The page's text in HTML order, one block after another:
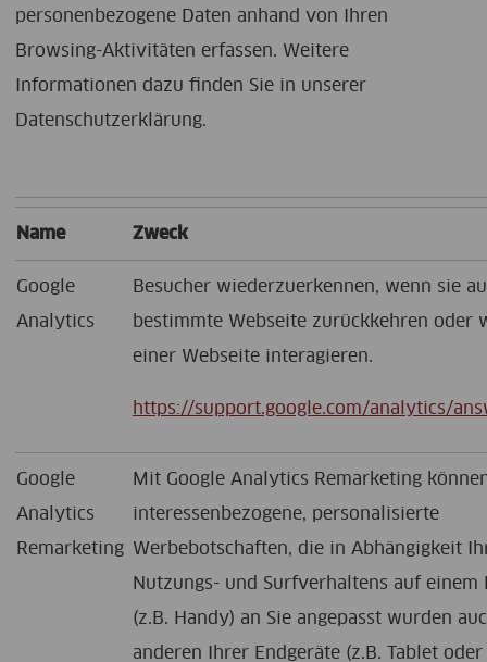
personenbezogene Daten anhand von Ihren
Browsing-Aktivitäten erfassen. Weitere
Informationen dazu finden Sie in unserer
Datenschutzerklärung.
Name Zweck
Google
Analytics
Besucher wiederzuerkennen, wenn sie
bestimmte Webseite zurückkehren oder
einer Webseite interagieren.
https://support.google.com/analytics/
Google
Analytics
Remarketing
Mit Google Analytics Remarketing
interessenbezogene, personalisierte
Werbebotschaften, die in Abhängigkeit
Nutzungs- und Surfverhaltens auf einem
(z.B. Handy) an Sie angepasst wurden
anderen Ihrer Endgeräte (z.B. Tablet oder